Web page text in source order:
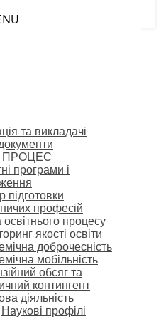
та викладачі
ПРОЦЕС
програми і
підготовки
професій
процесу
якості освіти
доброчесність
мобільність
обсяг та
контингент
діяльність
Наукові профілі